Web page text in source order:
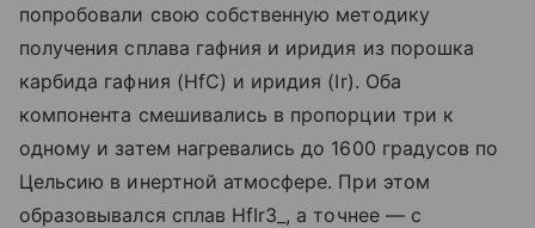
попробовали свою собственную методику
получения сплава гафния и иридия из порошка
карбида гафния (HfC) и иридия (Ir). Оба
компонента смешивались в пропорции три к
одному и затем нагревались до 1600 градусов по
Цельсию в инертной атмосфере. При этом
образовывался сплав HfIr3_, а точнее — с